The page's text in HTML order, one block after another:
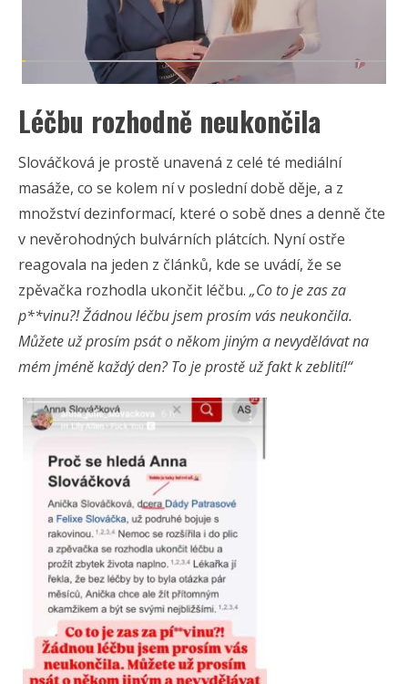
Léčbu rozhodně neukončila
Slováčková je prostě unavená z celé té mediální
masáže, co se kolem ní v poslední době děje, a z
množství dezinformací, které o sobě dnes a denně čte
v nevěrohodných bulvárních plátcích. Nyní ostře
reagovala na jeden z článků, kde se uvádí, že se
zpěvačka rozhodla ukončit léčbu. „Co to je zas za
p**vinu?! Žádnou léčbu jsem prosím vás neukončila.
Můžete už prosím psát o někom jiným a nevydělávat na
mém jméně každý den? To je prostě už fakt k zeblití!“